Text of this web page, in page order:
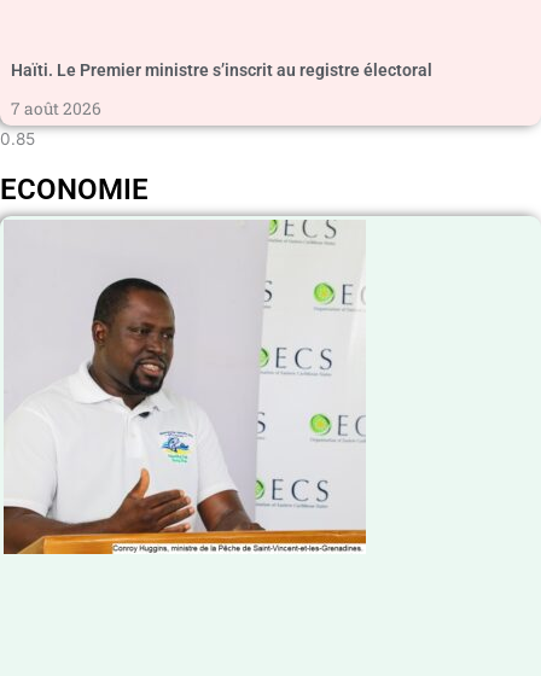
Haïti. Le Premier ministre s’inscrit au registre électoral
7 août 2026
ECONOMIE